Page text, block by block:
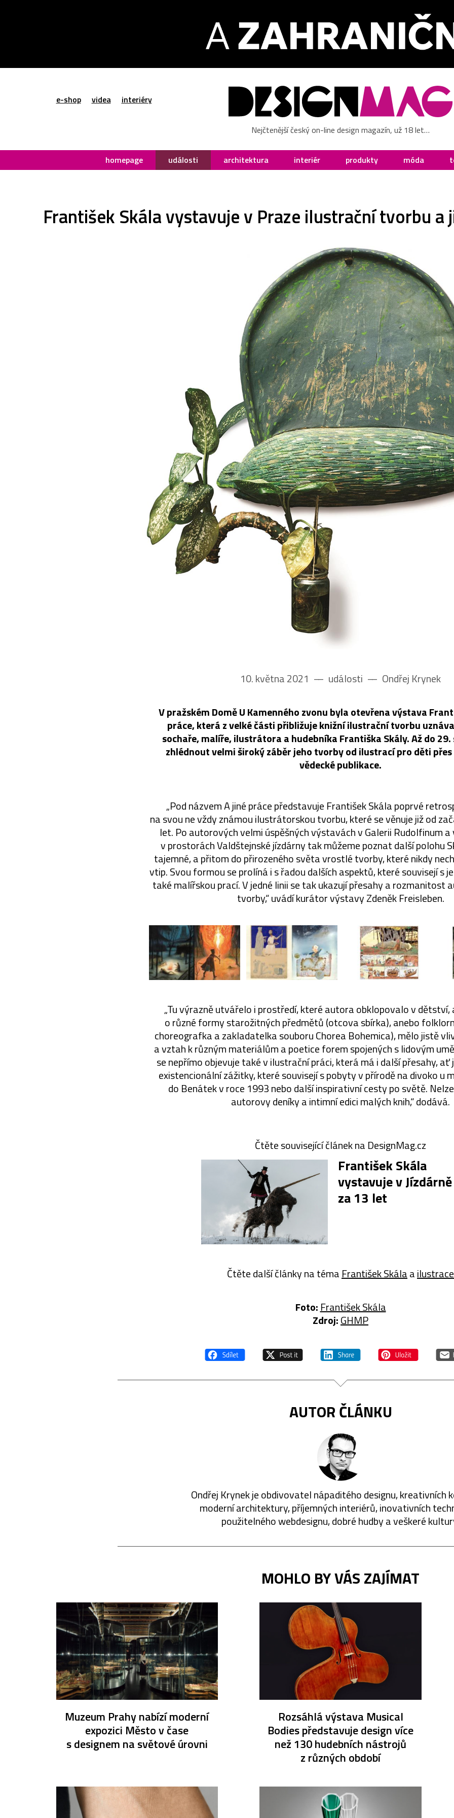
e-shop videa interiéry
Nejčtenější český on-line design magazín, už 18 let…
homepage události architektura interiér produkty móda
František Skála vystavuje v Praze ilustrační tvorbu a
10. května 2021 –– události –– Ondřej Krynek
V pražském Domě U Kamenného zvonu byla otevřena výstava
práce, která z velké části přibližuje knižní ilustrační tvorbu
sochaře, malíře, ilustrátora a hudebníka Františka Skály. Až do
zhlédnout velmi široký záběr jeho tvorby od ilustrací pro děti
vědecké publikace.
„Pod názvem A jiné práce představuje František Skála poprvé
na svou ne vždy známou ilustrátorskou tvorbu, které se věnuje již od
let. Po autorových velmi úspěšných výstavách v Galerii Rudolfinum
v prostorách Valdštejnské jízdárny tak můžeme poznat další polohu
tajemné, a přitom do přirozeného světa vrostlé tvorby, které nikdy
vtip. Svou formou se prolíná i s řadou dalších aspektů, které souvisejí s
také malířskou prací. V jedné linii se tak ukazují přesahy a rozmanitost
tvorby,“ uvádí kurátor výstavy Zdeněk Freisleben.
„Tu výrazně utvářelo i prostředí, které autora obklopovalo v dětství,
o různé formy starožitných předmětů (otcova sbírka), anebo
choreografka a zakladatelka souboru Chorea Bohemica), mělo jistě
a vztah k různým materiálům a poetice forem spojených s lidovým
se nepřímo objevuje také v ilustrační práci, která má i další přesahy, ať
existencionální zážitky, které souvisejí s pobyty v přírodě na divoko u
do Benátek v roce 1993 nebo další inspirativní cesty po světě.
autorovy deníky a intimní edici malých knih,“ dodává.
Čtěte související článek na DesignMag.cz
František Skála
vystavuje v
za 13 let
Čtěte další články na téma František Skálaailustrace
Foto: František Skála
Zdroj:GHMP
AUTOR ČLÁNKU
Ondřej Krynek je obdivovatel nápaditého designu, kreativních
moderní architektury, příjemných interiérů, inovativních
použitelného webdesignu, dobré hudby a veškeré
MOHLO BY VÁS ZAJÍMAT
Muzeum Prahy nabízí moderní
expozici Město v čase
s designem na světové úrovni
Rozsáhlá výstava Musical
Bodies představuje design více
než 130 hudebních nástrojů
z různých období